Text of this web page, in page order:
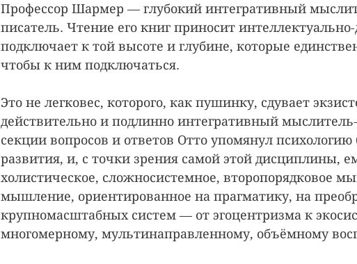
Профессор Шармер — глубокий интегративный
писатель. Чтение его книг приносит
подключает к той высоте и глубине, которые
чтобы к ним подключаться.
Это не легковес, которого, как пушинку, сдувает
действительно и подлинно интегративный
секции вопросов и ответов Отто упомянул психологию
развития, и, с точки зрения самой этой дисциплины,
холистическое, сложносистемное, второпорядковое
мышление, ориентированное на прагматику, на
крупномасштабных систем — от эгоцентризма к
многомерному, мультинаправленному, объёмному